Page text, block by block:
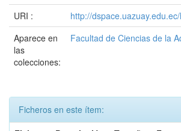
URI :
http://
Aparece en
las
colecciones:
Facultad de Ciencias de la
Ficheros en este ítem: